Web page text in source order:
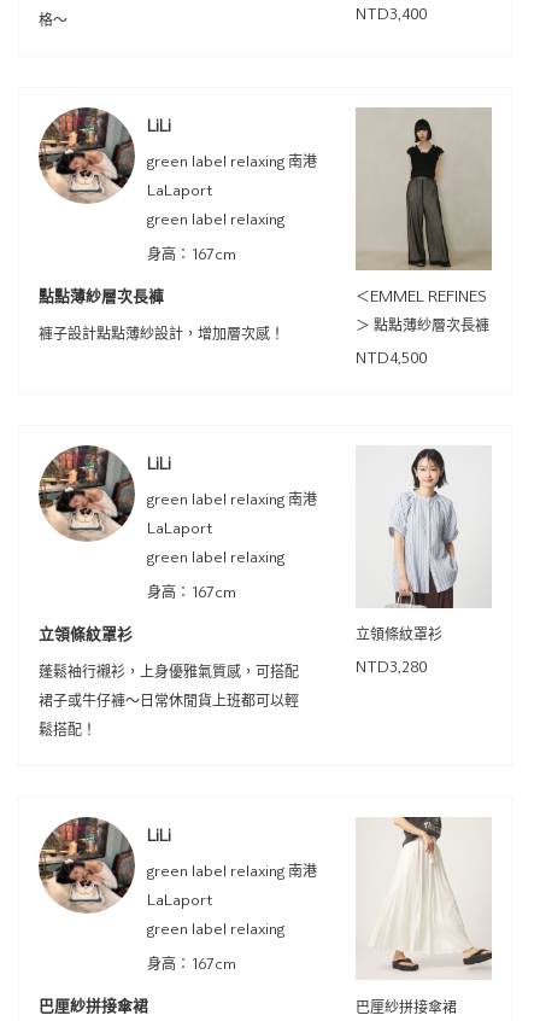
格～ NTD3,400
LiLi
green label relaxing 南港
LaLaport
green label relaxing
身高：167cm
點點薄紗層次長褲
褲子設計點點薄紗設計，增加層次感！
＜EMMEL REFINES
＞ 點點薄紗層次長褲
NTD4,500
LiLi
green label relaxing 南港
LaLaport
green label relaxing
身高：167cm
立領條紋罩衫
蓬鬆袖行襯衫，上身優雅氣質感，可搭配
裙子或牛仔褲～日常休閒貨上班都可以輕
鬆搭配！
立領條紋罩衫
NTD3,280
LiLi
green label relaxing 南港
LaLaport
green label relaxing
身高：167cm
巴厘紗拼接傘裙 巴厘紗拼接傘裙